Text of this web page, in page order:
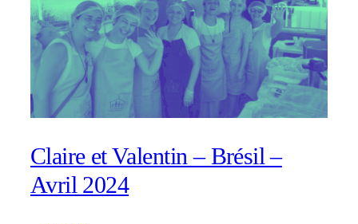
Claire et Valentin – Brésil –
Avril 2024